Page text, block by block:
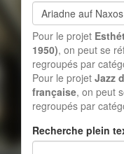
Pour le projet
1950), on peut se
regroupés par
Pour le projet Jazz
française, on peut
regroupés par
Recherche plein